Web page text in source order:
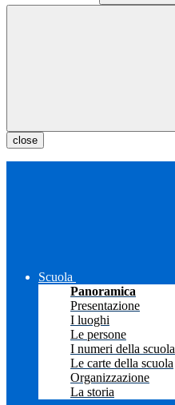
close
Scuola
Panoramica
Presentazione
I luoghi
Le persone
I numeri della scuola
Le carte della scuola
Organizzazione
La storia